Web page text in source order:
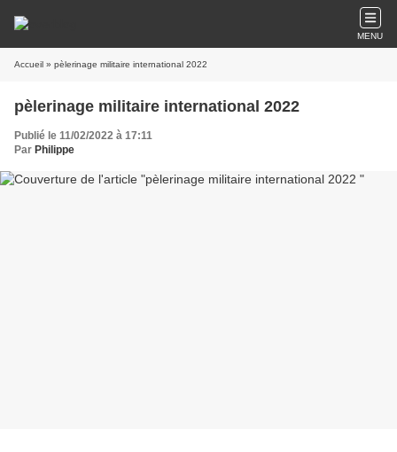
MENU
Accueil » pèlerinage militaire international 2022
pèlerinage militaire international 2022
Publié le 11/02/2022 à 17:11
Par Philippe